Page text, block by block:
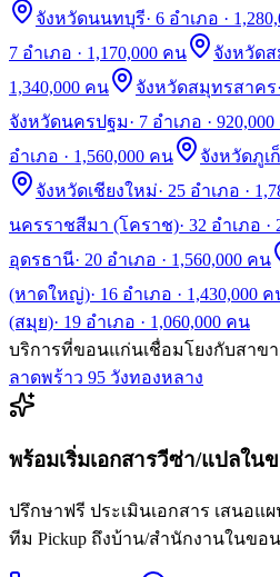
จังหวัดนนทบุรี· 6 อำเภอ ·
7 อำเภอ · 1,170,000 คน
จังหวัด
1,340,000 คน
จังหวัดสมุทรสาคร·
จังหวัดนครปฐม· 7 อำเภอ ·
อำเภอ · 1,560,000 คน
จังหวัดภูเ
จังหวัดเชียงใหม่· 25 อำเภอ ·
นครราชสีมา (โคราช)· 32 อำเภอ ·
อุดรธานี· 20 อำเภอ · 1,560,000 คน
(หาดใหญ่)· 16 อำเภอ · 1,430,000
(สมุย)· 19 อำเภอ · 1,060,000 คน
บริการที่ขอนแก่นเชื่อมโยงกับสาขา
ลาดพร้าว 95 วังทองหลาง
พร้อมเริ่มเอกสารวีซ่า/แปลใน
ปรึกษาฟรี ประเมินเอกสาร เสนอแ
ทีม Pickup ถึงบ้าน/สำนักงานในขอ